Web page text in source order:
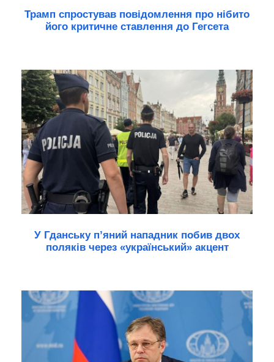
Трамп спростував повідомлення про нібито
його критичне ставлення до Гегсета
У Гданську п’яний нападник побив двох
поляків через «український» акцент